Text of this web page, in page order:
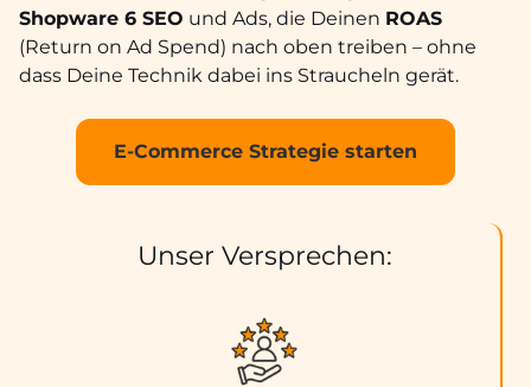
Shopware 6 SEO und Ads, die Deinen ROAS
(Return on Ad Spend) nach oben treiben – ohne
dass Deine Technik dabei ins Straucheln gerät.
E-Commerce Strategie starten
Unser Versprechen: